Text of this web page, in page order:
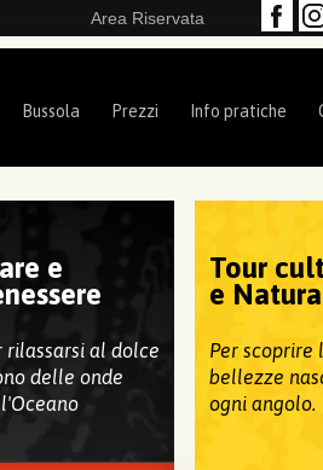
Area Riservata
Bussola Prezzi Info pratiche
e
rilassarsi al dolce
delle onde
Tour
e Natura
Per scoprire
bellezze
ogni angolo.